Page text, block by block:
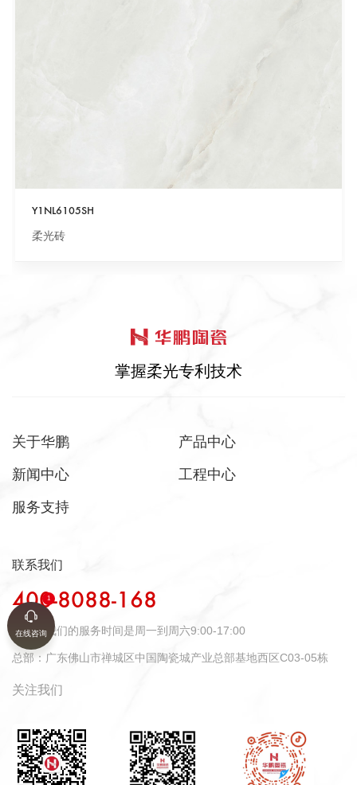
Y1NL6105SH
柔光砖
掌握柔光专利技术
关于华鹏 产品中心
新闻中心 工程中心
服务支持
联系我们
400-8088-168
时间：我们的服务时间是周一到周六9:00-17:00
总部： 广东佛山市禅城区中国陶瓷城产业总部基地西区C03-05栋
关注我们
在线咨询